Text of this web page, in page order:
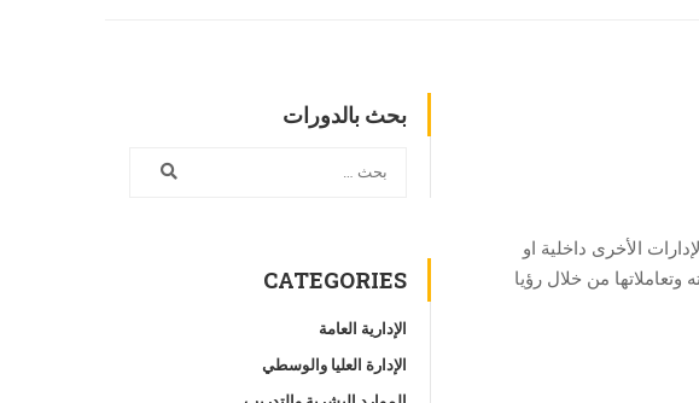
الأخرى داخلية او
من خلال رؤيا
بحث بالدورات
CATEGORIES
الإدارية العامة
الإدارة العليا والوسطي